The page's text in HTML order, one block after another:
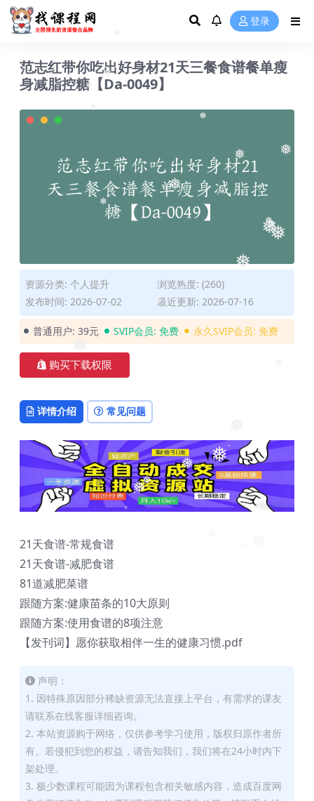
❅
❅
❅
❅
❅
❅
❅
❅
❅
❅
❅
❅
登录
范志红带你吃出好身材21天三餐食谱餐单瘦
身减脂控糖【Da-0049】
资源分类: 个人提升
浏览热度: (260)
发布时间: 2026-07-02
最近更新: 2026-07-16
普通用户: 39元 SVIP会员: 免费 永久SVIP会员: 免费
购买下载权限
详情介绍 常见问题
21天食谱-常规食谱
21天食谱-减肥食谱
81道减肥菜谱
跟随方案:健康苗条的10大原则
跟随方案:使用食谱的8项注意
【发刊词】愿你获取相伴一生的健康习惯.pdf
声明：
1. 因特殊原因部分稀缺资源无法直接上平台，有需求的课友
请联系在线客服详细咨询。
2. 本站资源购于网络，仅供参考学习使用，版权归原作者所
有。若侵犯到您的权益，请告知我们，我们将在24小时内下
架处理。
3. 极少数课程可能因为课程包含相关敏感内容，造成百度网